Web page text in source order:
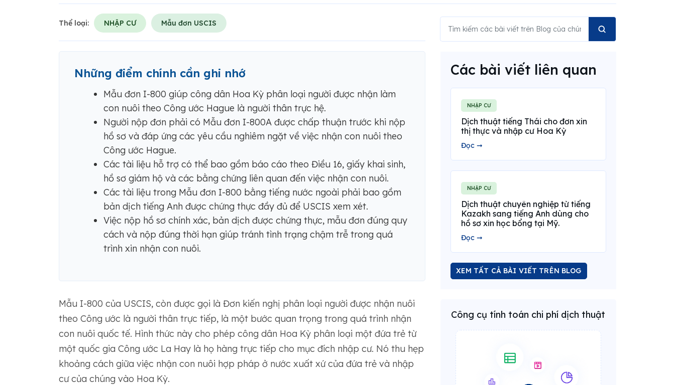
Thể loại: NHẬP CƯ Mẫu đơn USCIS
Những điểm chính cần ghi nhớ
Mẫu đơn I-800 giúp công dân Hoa Kỳ phân loại người được nhận làm
con nuôi theo Công ước Hague là người thân trực hệ.
Người nộp đơn phải có Mẫu đơn I-800A được chấp thuận trước khi nộp
hồ sơ và đáp ứng các yêu cầu nghiêm ngặt về việc nhận con nuôi theo
Công ước Hague.
Các tài liệu hỗ trợ có thể bao gồm báo cáo theo Điều 16, giấy khai sinh,
hồ sơ giám hộ và các bằng chứng liên quan đến việc nhận con nuôi.
Các tài liệu trong Mẫu đơn I-800 bằng tiếng nước ngoài phải bao gồm
bản dịch tiếng Anh được chứng thực đầy đủ để USCIS xem xét.
Việc nộp hồ sơ chính xác, bản dịch được chứng thực, mẫu đơn đúng quy
cách và nộp đúng thời hạn giúp tránh tình trạng chậm trễ trong quá
trình xin nhận con nuôi.
Mẫu I-800 của USCIS, còn được gọi là Đơn kiến nghị phân loại người được nhận nuôi
theo Công ước là người thân trực tiếp, là một bước quan trọng trong quá trình nhận
con nuôi quốc tế. Hình thức này cho phép công dân Hoa Kỳ phân loại một đứa trẻ từ
một quốc gia Công ước La Hay là họ hàng trực tiếp cho mục đích nhập cư. Nó thu hẹp
khoảng cách giữa việc nhận con nuôi hợp pháp ở nước xuất xứ của đứa trẻ và nhập
cư của chúng vào Hoa Kỳ.
Các bài viết liên quan
NHẬP CƯ
Dịch thuật tiếng Thái cho đơn xin
thị thực và nhập cư Hoa Kỳ
Đọc ➞
NHẬP CƯ
Dịch thuật chuyên nghiệp từ tiếng
Kazakh sang tiếng Anh dùng cho
hồ sơ xin học bổng tại Mỹ.
Đọc ➞
XEM TẤT CẢ BÀI VIẾT TRÊN BLOG
Công cụ tính toán chi phí dịch thuật